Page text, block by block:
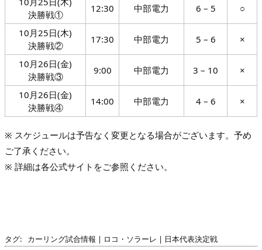
決勝戦①
12:30 中部電力 6 – 5 ○
10月25日(木)
決勝戦②
17:30 中部電力 5 – 6 ×
10月26日(金)
決勝戦③
9:00 中部電力 3 – 10 ×
10月26日(金)
決勝戦④
14:00 中部電力 4 – 6 ×
※ スケジュールは予告なく変更となる場合がございます。予め
ご了承ください。
※ 詳細は各公式サイトをご参照ください。
タグ: カーリング試合情報 | ロコ・ソラーレ | 日本代表決定戦